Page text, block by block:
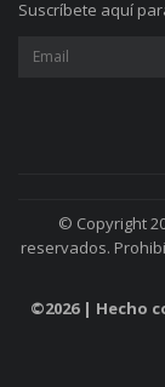
Suscríbete aquí
© Copyright
reservados.
©2026 | Hecho